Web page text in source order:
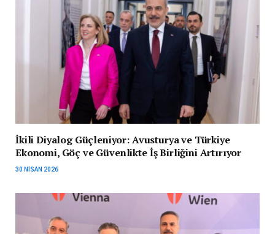
İkili Diyalog Güçleniyor: Avusturya ve Türkiye
Ekonomi, Göç ve Güvenlikte İş Birliğini Artırıyor
30 NISAN 2026